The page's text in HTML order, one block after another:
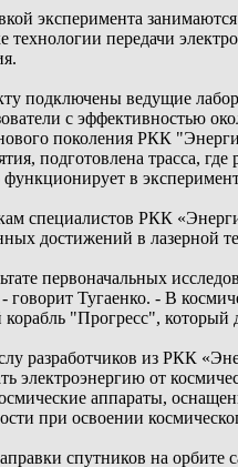
эксперимента
технологии передачи
подключены ведущие
с эффективностью
поколения РКК
подготовлена трасса,
в
специалистов РКК
достижений в лазерной
первоначальных
- говорит Тугаенко. - В
корабль "Прогресс", который
разработчиков из РКК
электроэнергию от
аппараты,
при освоении
спутников на орбите